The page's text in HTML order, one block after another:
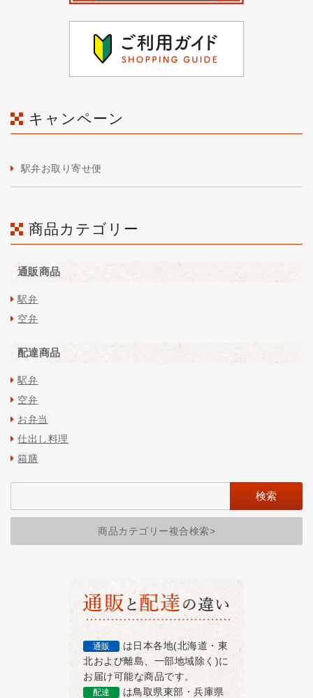
キャンペーン
駅弁お取り寄せ便
商品カテゴリー
通販商品
駅弁
空弁
配達商品
駅弁
空弁
お弁当
仕出し料理
箱膳
商品カテゴリー複合検索>
通販
は日本各地(北海道・東
北および離島、一部地域除く)に
お届け可能な商品です。
配達 は鳥取県東部・兵庫県